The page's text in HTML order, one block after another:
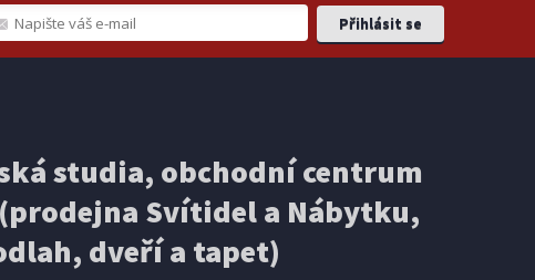
studia, obchodní centrum
(prodejna Svítidel a Nábytku,
dveří a tapet)